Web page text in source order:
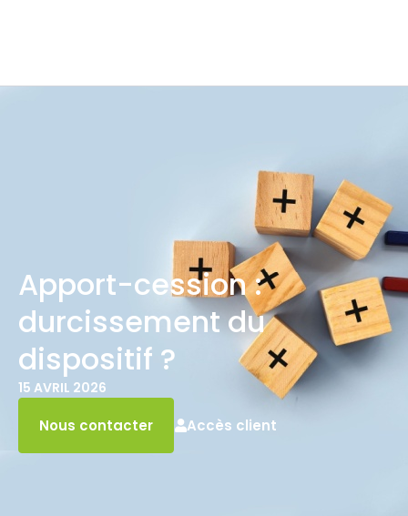
Apport-cession :
durcissement du
dispositif ?
15 AVRIL 2026
Nous contacter Accès client